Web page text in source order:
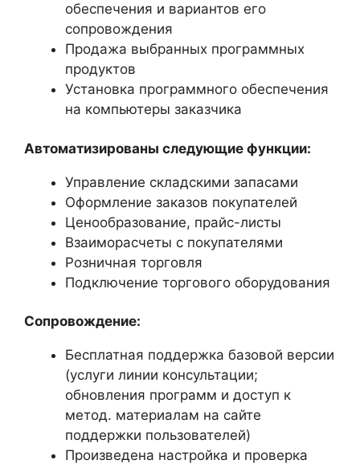
обеспечения и вариантов его
сопровождения
Продажа выбранных программных
продуктов
Установка программного обеспечения
на компьютеры заказчика
Автоматизированы следующие функции:
Управление складскими запасами
Оформление заказов покупателей
Ценообразование, прайс-листы
Взаиморасчеты с покупателями
Розничная торговля
Подключение торгового оборудования
Сопровождение:
Бесплатная поддержка базовой версии
(услуги линии консультации;
обновления программ и доступ к
метод. материалам на сайте
поддержки пользователей)
Произведена настройка и проверка